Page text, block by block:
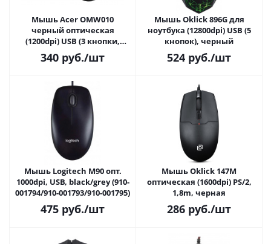
Мышь Acer OMW010
черный оптическая
(1200dpi) USB (3 кнопки,
ZL.MCEEE.001)
340 руб./шт
Мышь Oklick 896G для
ноутбука (12800dpi) USB (5
кнопок), черный
524 руб./шт
Мышь Logitech M90 опт.
1000dpi, USB, black/grey (910-
001794/910-001793/910-001795)
475 руб./шт
Мышь Oklick 147M
оптическая (1600dpi) PS/2,
1,8m, черная
286 руб./шт